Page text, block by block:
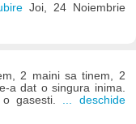
Joi, 24 Noiembrie
2 maini sa tinem, 2
a dat o singura inima.
gasesti. ... deschide